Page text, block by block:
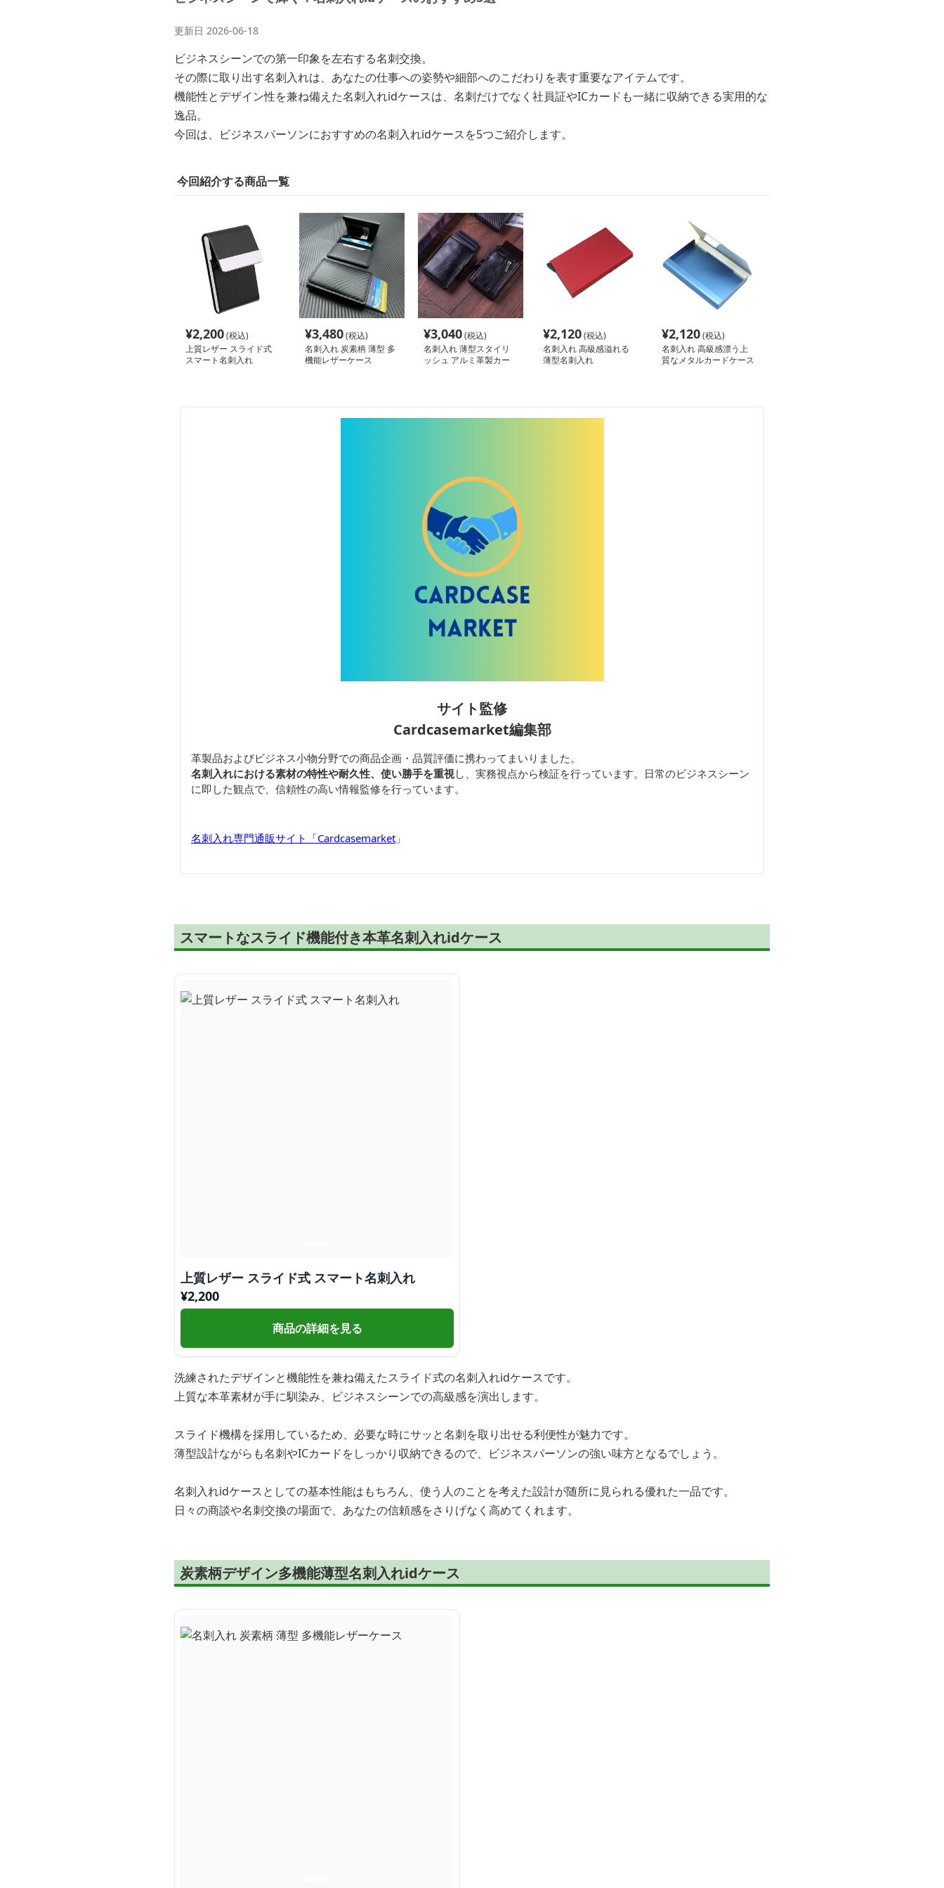
更新日 2026-06-18
ビジネスシーンでの第一印象を左右する名刺交換。
その際に取り出す名刺入れは、あなたの仕事への姿勢や細部へのこだわりを表す重要なアイテムです。
機能性とデザイン性を兼ね備えた名刺入れidケースは、名刺だけでなく社員証やICカードも一緒に収納できる実用的な
逸品。
今回は、ビジネスパーソンにおすすめの名刺入れidケースを5つご紹介します。
今回紹介する商品一覧
¥2,200(税込)
上質レザー スライド式
スマート名刺入れ
¥3,480(税込)
名刺入れ 炭素柄 薄型 多
機能レザーケース
¥3,040(税込)
名刺入れ 薄型スタイリ
ッシュ アルミ革製カー
¥2,120(税込)
名刺入れ 高級感溢れる
薄型名刺入れ
¥2,120(税込)
名刺入れ 高級感漂う上
質なメタルカードケース
サイト監修
Cardcasemarket編集部
革製品およびビジネス小物分野での商品企画・品質評価に携わってまいりました。
名刺入れにおける素材の特性や耐久性、使い勝手を重視し、実務視点から検証を行っています。日常のビジネスシーン
に即した観点で、信頼性の高い情報監修を行っています。
名刺入れ専門通販サイト「Cardcasemarket 」
スマートなスライド機能付き本革名刺入れidケース
上質レザー スライド式 スマート名刺入れ
¥2,200
商品の詳細を見る
洗練されたデザインと機能性を兼ね備えたスライド式の名刺入れidケースです。
上質な本革素材が手に馴染み、ビジネスシーンでの高級感を演出します。
スライド機構を採用しているため、必要な時にサッと名刺を取り出せる利便性が魅力です。
薄型設計ながらも名刺やICカードをしっかり収納できるので、ビジネスパーソンの強い味方となるでしょう。
名刺入れidケースとしての基本性能はもちろん、使う人のことを考えた設計が随所に見られる優れた一品です。
日々の商談や名刺交換の場面で、あなたの信頼感をさりげなく高めてくれます。
炭素柄デザイン多機能薄型名刺入れidケース